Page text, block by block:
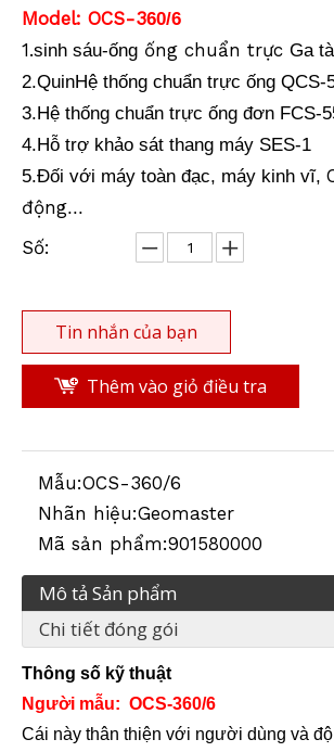
Model: OCS-360/6
1.sinh sáu-ống ống chuẩn trực Ga
2.QuinHệ thống chuẩn trực ống QCS-
3.Hệ thống chuẩn trực ống đơn FCS-
4.Hỗ trợ khảo sát thang máy SES-1
5.Đối với máy toàn đạc, máy kinh vĩ,
động...
Số:
Tin nhắn của bạn
Thêm vào giỏ điều tra
Mẫu:OCS-360/6
Nhãn hiệu:Geomaster
Mã sản phẩm:901580000
Mô tả Sản phẩm
Chi tiết đóng gói
Thông số kỹ thuật
Người mẫu: OCS-360/6
Cái này thân thiện với người dùng và